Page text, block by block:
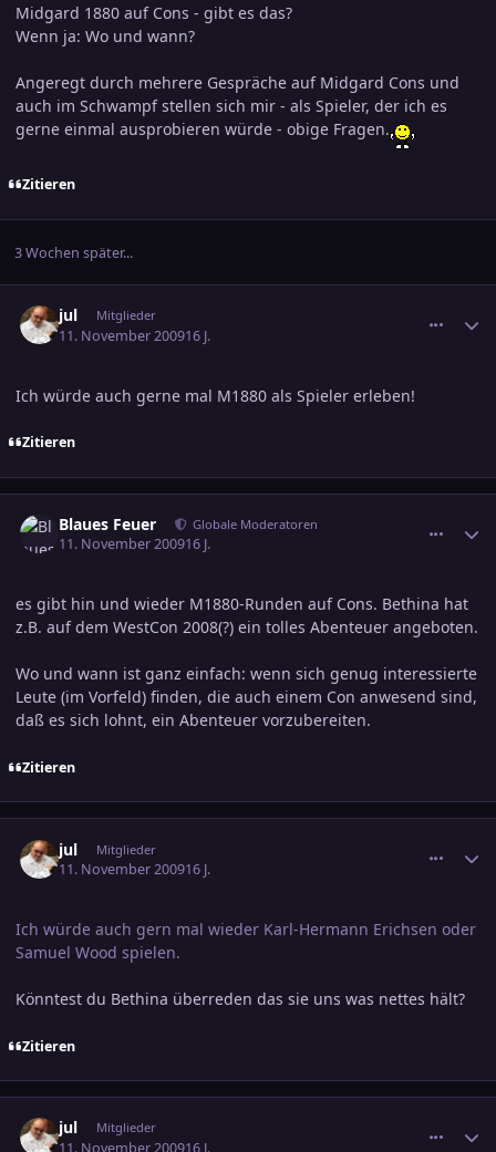
Midgard 1880 auf Cons - gibt es das?
Wenn ja: Wo und wann?
Angeregt durch mehrere Gespräche auf Midgard Cons und
auch im Schwampf stellen sich mir - als Spieler, der ich es
gerne einmal ausprobieren würde - obige Fragen.
Zitieren
3 Wochen später...
jul Mitglieder
11. November 200916 J.
Ich würde auch gerne mal M1880 als Spieler erleben!
Zitieren
Blaues Feuer Globale Moderatoren
11. November 200916 J.
es gibt hin und wieder M1880-Runden auf Cons. Bethina hat
z.B. auf dem WestCon 2008(?) ein tolles Abenteuer angeboten.
Wo und wann ist ganz einfach: wenn sich genug interessierte
Leute (im Vorfeld) finden, die auch einem Con anwesend sind,
daß es sich lohnt, ein Abenteuer vorzubereiten.
Zitieren
jul Mitglieder
11. November 200916 J.
Ich würde auch gern mal wieder Karl-Hermann Erichsen oder
Samuel Wood spielen.
Könntest du Bethina überreden das sie uns was nettes hält?
Zitieren
jul Mitglieder
11. November 200916 J.